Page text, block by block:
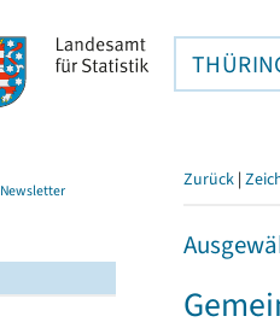
Newsletter Zurück |